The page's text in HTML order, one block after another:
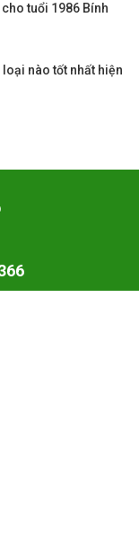
tuổi 1986 Bính
loại nào tốt nhất hiện